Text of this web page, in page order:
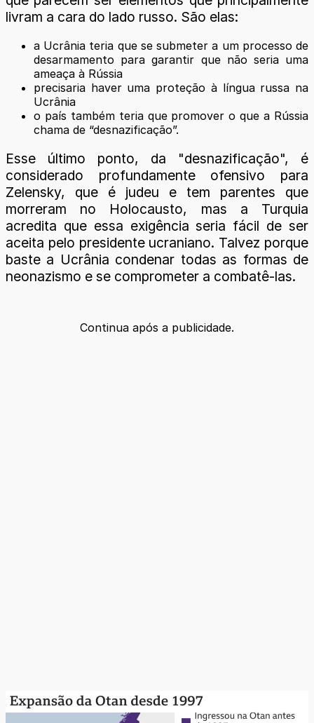
livram a cara do lado russo. São elas:
a Ucrânia teria que se submeter a um processo de
desarmamento para garantir que não seria uma
ameaça à Rússia
precisaria haver uma proteção à língua russa na
Ucrânia
o país também teria que promover o que a Rússia
chama de “desnazificação”.
Esse último ponto, da "desnazificação", é
considerado profundamente ofensivo para
Zelensky, que é judeu e tem parentes que
morreram no Holocausto, mas a Turquia
acredita que essa exigência seria fácil de ser
aceita pelo presidente ucraniano. Talvez porque
baste a Ucrânia condenar todas as formas de
neonazismo e se comprometer a combatê-las.
Continua após a publicidade.